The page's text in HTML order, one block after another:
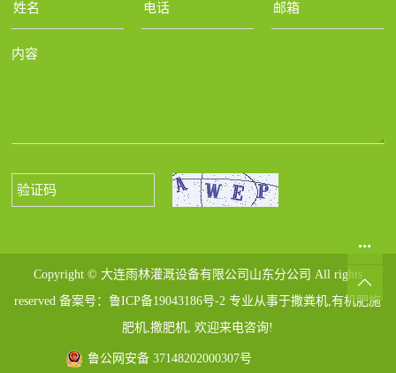
Copyright © 大连雨林灌溉设备有限公司山东分公司 All rights
reserved 备案号：鲁ICP备19043186号-2 专业从事于撒粪机,有机肥施
肥机,撒肥机, 欢迎来电咨询!
鲁公网安备 37148202000307号